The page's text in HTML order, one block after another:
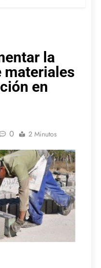
la
materiales
en
0 2 Minutos